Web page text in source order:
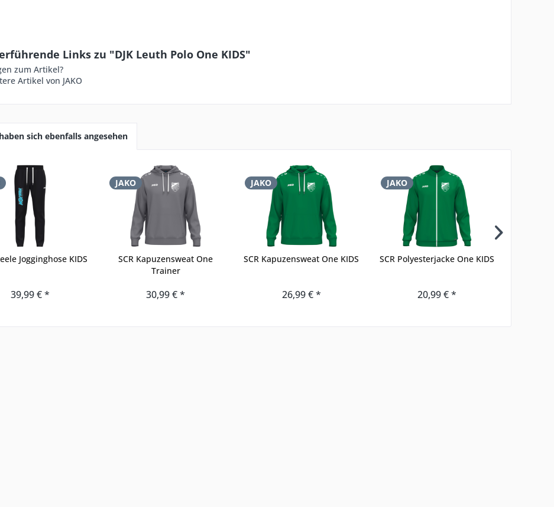
Links zu "DJK Leuth Polo One KIDS"
zum Artikel?
Artikel von JAKO
sich ebenfalls angesehen
Jogginghose KIDS
39,99 € *
JAKO
SCR Kapuzensweat One
Trainer
30,99 € *
JAKO
SCR Kapuzensweat One KIDS
26,99 € *
JAKO
SCR Polyesterjacke One KIDS
20,99 € *